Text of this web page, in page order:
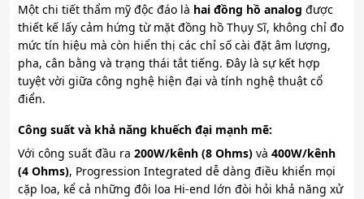
Một chi tiết thẩm mỹ độc đáo là hai đồng hồ analog được
thiết kế lấy cảm hứng từ mặt đồng hồ Thụy Sĩ, không chỉ đo
mức tín hiệu mà còn hiển thị các chỉ số cài đặt âm lượng,
pha, cân bằng và trạng thái tắt tiếng. Đây là sự kết hợp
tuyệt vời giữa công nghệ hiện đại và tính nghệ thuật cổ
điển.
Công suất và khả năng khuếch đại mạnh mẽ:
Với công suất đầu ra 200W/kênh (8 Ohms) và 400W/kênh
(4 Ohms), Progression Integrated dễ dàng điều khiển mọi
cặp loa, kể cả những đôi loa Hi-end lớn đòi hỏi khả năng xử